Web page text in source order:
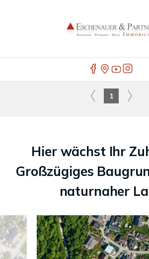
1
Hier wächst Ihr
Großzügiges
naturnaher